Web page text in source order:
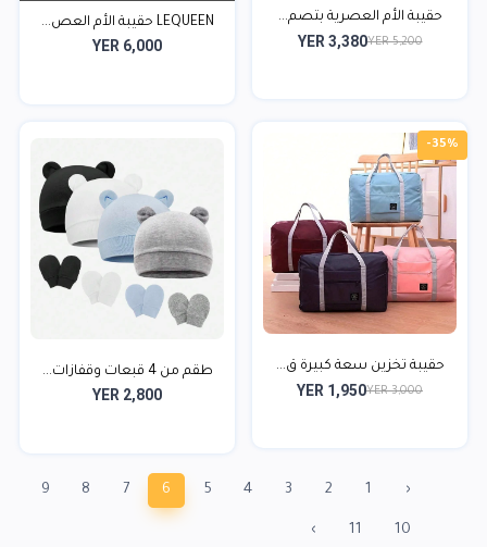
حقيبة الأم العصرية بتصم...
YER 5,200
YER 3,380
LEQUEEN حقيبة الأم العص...
YER 6,000
-35%
حقيبة تخزين سعة كبيرة ق...
YER 3,000
YER 1,950
طقم من 4 قبعات وقفازات...
YER 2,800
‹
1
2
3
4
5
6
7
8
9
10
11
›